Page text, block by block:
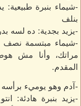
-شيماء بنبرة طبيعية:
بنلف
-يزيد بجدية: ده لسه
-شيماء مبتسمة نصف
مراتك، وأنا مش
المقدم.
-آدم وهو يوميء برأسه
-يزيد بنبرة هادئة: